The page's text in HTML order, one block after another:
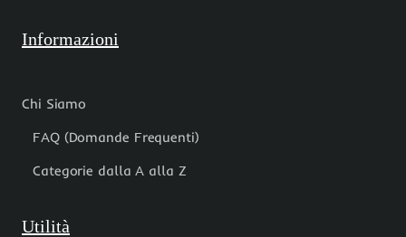
Informazioni
Chi Siamo
FAQ (Domande Frequenti)
Categorie dalla A alla Z
Utilità